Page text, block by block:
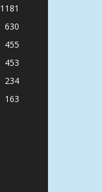
1181
630
455
453
234
163